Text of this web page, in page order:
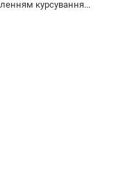
курсування...